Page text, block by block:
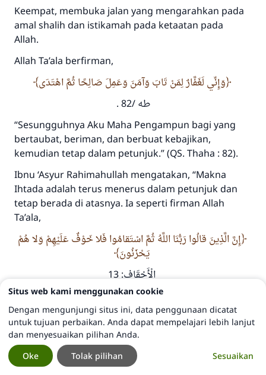
Keempat, membuka jalan yang mengarahkan pada
amal shalih dan istikamah pada ketaatan pada
Allah.
Allah Ta’ala berfirman,
وَإِنِّي لَغَفَّارٌ لِمَنْ تَابَ وَآمَنَ وَعَمِلَ صَالِحًا ثُمَّ اهْتَدَى
طه /82
.
“Sesungguhnya Aku Maha Pengampun bagi yang
bertaubat, beriman, dan berbuat kebajikan,
kemudian tetap dalam petunjuk.”(QS. Thaha : 82).
Ibnu ‘Asyur Rahimahullah mengatakan, “Makna
Ihtada adalah terus menerus dalam petunjuk dan
tetap berada di atasnya. Ia seperti firman Allah
Ta’ala,
إِنَّ الَّذِينَ قالُوا رَبُّنَا اللَّهُ ثُمَّ اسْتَقامُوا فَلا خَوْفٌ عَلَيْهِمْ وَلا هُمْ
يَحْزَنُونَ
الْأَحْقَاف: 13
“Sesungguhnya orang-orang yang berkata, ‘Tuhan
kami adalah Allah,’ kemudian tetap istikamah, tidak
ada rasa takut pada mereka, dan mereka tidak
(pula) bersedih.”(QS. Al-Ahqaf : 13).” (At-Tahrir wat
Tanwir, 16/276).
Situs web kami menggunakan cookie
Dengan mengunjungi situs ini, data penggunaan dicatat
untuk tujuan perbaikan. Anda dapat mempelajari lebih lanjut
dan menyesuaikan pilihan Anda.
Sesuaikan
Tolak pilihan
Oke